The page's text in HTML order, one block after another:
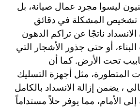
ليسوا مجرد عمال صيانة، بل
تشخيص المشكلة في دقائق
ناتجًا عن تراكم الدهون
أو حتى جذور الأشجار التي
تحت الأرض. كما أن
المتطورة، مثل أجهزة التسليك
، يضمن إزالة الانسداد بالكامل
الأمام، مما يوفر حلاً مستداماً